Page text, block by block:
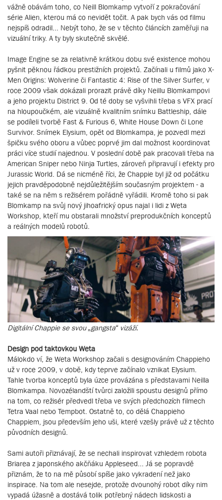
vážně obávám toho, co Neill Blomkamp vytvoří z pokračování
série Alien, kterou má co nevidět točit. A pak bych vás od filmu
nejspíš odradil... Nebýt toho, že se v těchto článcích zaměřuji na
vizuální triky. A ty byly skutečně skvělé.
Image Engine se za relativně krátkou dobu své existence mohou
pyšnit pěknou řádkou prestižních projektů. Začínali u filmů jako X-
Men Origins: Wolverine či Fantastic 4: Rise of the Silver Surfer, v
roce 2009 však dokázali prorazit právě díky Neillu Blomkampovi
a jeho projektu District 9. Od té doby se vyšvihli třeba s VFX prací
na hloupoučkém, ale vizuálně kvalitním snímku Battleship, dále
se podíleli tvorbě Fast & Furious 6, White House Down či Lone
Survivor. Snímek Elysium, opět od Blomkampa, je pozvedl mezi
špičku svého oboru a vůbec poprvé jim dal možnost koordinovat
práci více studií najednou. V poslední době pak pracovali třeba na
American Sniper nebo Ninja Turtles, zároveň připravují i efekty pro
Jurassic World. Dá se nicméně říci, že Chappie byl již od počátku
jejich pravděpodobně nejdůležitějším současným projektem - a
také se na něm s režisérem pořádně vyřádili. Kromě toho si pak
Blomkamp na svůj nový jihoafrický opus najal i lidi z Weta
Workshop, kteří mu obstarali množství preprodukčních konceptů
a reálných modelů robotů.
Digitální Chappie se svou „gangsta“ vizáží.
Design pod taktovkou Weta
Málokdo ví, že Weta Workshop začali s designováním Chappieho
už v roce 2009, v době, kdy teprve začínalo vznikat Elysium.
Tahle tvorba konceptů byla úzce provázána s představami Neilla
Blomkampa. Novozélandští tvůrci založili spoustu designů přímo
na tom, co režisér předvedl třeba ve svých předchozích filmech
Tetra Vaal nebo Tempbot. Ostatně to, co dělá Chappieho
Chappiem, jsou především jeho uši, které vzešly právě už z těchto
původních designů.
Sami autoři přiznávají, že se nechali inspirovat vzhledem robota
Briarea z japonského akčňáku Appleseed... Já se popravdě
přiznám, že to na mě působí spíše jako vykradení než jako
inspirace. Na tom ale nesejde, protože dvounohý robot díky nim
vypadá úžasně a dostává tolik potřebný nádech lidskosti a